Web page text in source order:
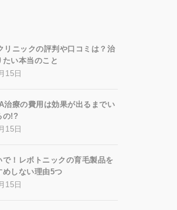
リニックの評判や口コミは？治
たい本当のこと
15日
治療の費用は効果が出るまでい
の!?
15日
で！レボトニックの育毛製品を
めしない理由5つ
15日